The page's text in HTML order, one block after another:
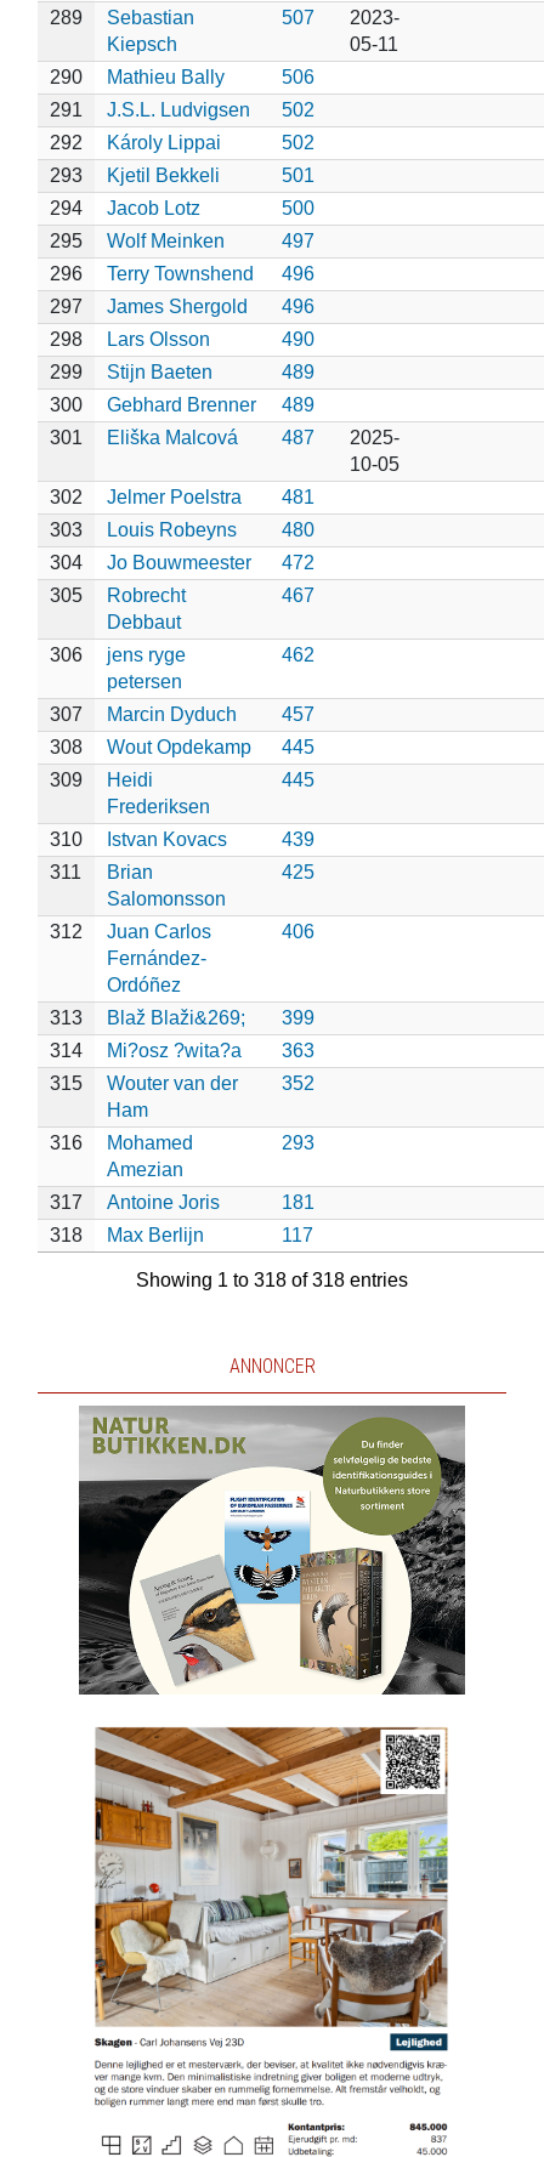
289
Sebastian
Kiepsch
507
2023-
05-11
290
Mathieu Bally
506
291
J.S.L. Ludvigsen
502
292
Károly Lippai
502
293
Kjetil Bekkeli
501
294
Jacob Lotz
500
295
Wolf Meinken
497
296
Terry Townshend
496
297
James Shergold
496
298
Lars Olsson
490
299
Stijn Baeten
489
300
Gebhard Brenner
489
301
Eliška Malcová 487
2025-
10-05
302
Jelmer Poelstra
481
303
Louis Robeyns
480
304
Jo Bouwmeester
472
305
Robrecht
Debbaut
467
306
jens ryge
petersen
462
307 Marcin Dyduch
457
308
Wout Opdekamp
445
309
Heidi
Frederiksen
445
310 Istvan Kovacs
439
311
Brian
Salomonsson
425
312
Juan Carlos
Fernández-
Ordóñez
406
313 Blaž Blaži&269;
399
314
Mi?osz ?wita?a
363
315
Wouter van der
Ham
352
316
Mohamed
Amezian
293
317 Antoine Joris
181
318
Max Berlijn 117
Showing 1 to 318 of 318 entries
ANNONCER